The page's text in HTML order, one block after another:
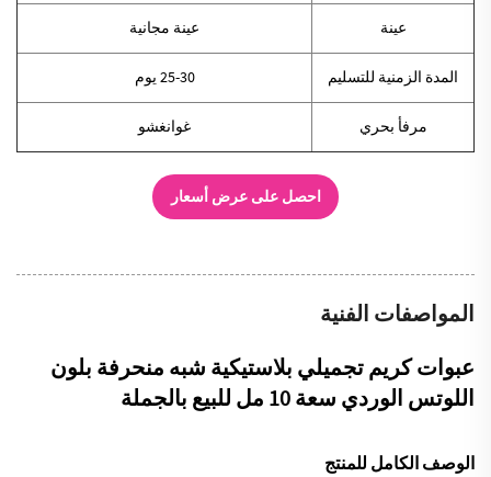
عينة عينة مجانية
المدة الزمنية للتسليم 25-30 يوم
مرفأ بحري غوانغشو
احصل على عرض أسعار
المواصفات الفنية
عبوات كريم تجميلي بلاستيكية شبه منحرفة بلون
اللوتس الوردي سعة 10 مل للبيع بالجملة
الوصف الكامل للمنتج